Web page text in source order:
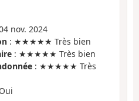
nov. 2024
: ★★★★★ Très bien
: ★★★★★ Très bien
: ★★★★★ Très